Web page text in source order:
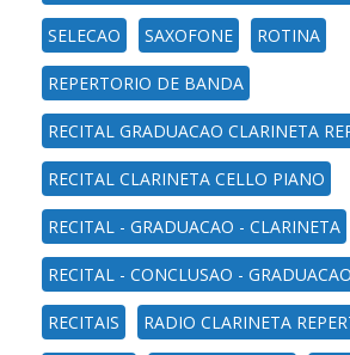
SELECAO SAXOFONE ROTINA
REPERTORIO DE BANDA
RECITAL GRADUACAO CLARINETA
RECITAL CLARINETA CELLO PIANO
RECITAL - GRADUACAO - CLARINETA
RECITAL - CONCLUSAO - GRADUACAO
RECITAIS RADIO CLARINETA